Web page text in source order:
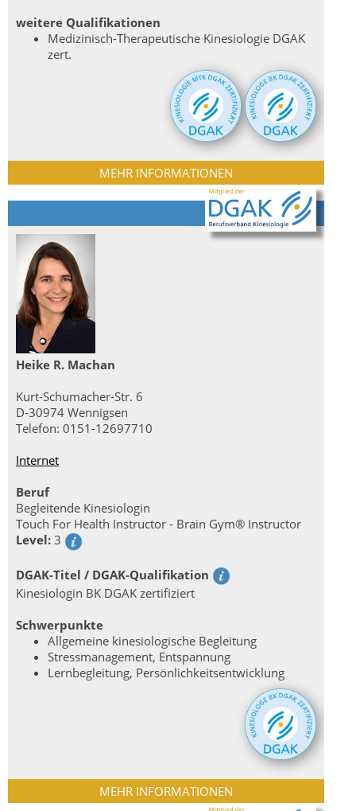
weitere Qualifikationen
Medizinisch-Therapeutische Kinesiologie DGAK
zert.
MEHR INFORMATIONEN
Heike R. Machan
Kurt-Schumacher-Str. 6
D-30974 Wennigsen
Telefon: 0151-12697710
Internet
Beruf
Begleitende Kinesiologin
Touch For Health Instructor - Brain Gym® Instructor
Level: 3
DGAK-Titel / DGAK-Qualifikation
Kinesiologin BK DGAK zertifiziert
Schwerpunkte
Allgemeine kinesiologische Begleitung
Stressmanagement, Entspannung
Lernbegleitung, Persönlichkeitsentwicklung
MEHR INFORMATIONEN